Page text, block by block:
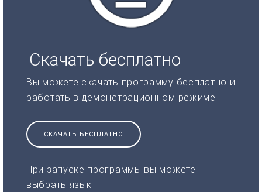
Скачать бесплатно
Вы можете скачать программу бесплатно и
работать в демонстрационном режиме
СКАЧАТЬ БЕСПЛАТНО
При запуске программы вы можете
выбрать язык.